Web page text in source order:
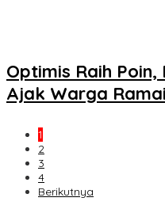
Optimis Raih Poin,
Ajak Warga
1
2
3
4
Berikutnya